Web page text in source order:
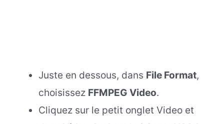
Juste en dessous, dans File Format,
choisissez FFMPEG Video.
Cliquez sur le petit onglet Video et